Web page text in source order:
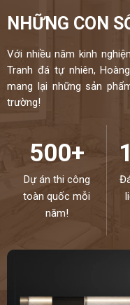
NHỮNG CON
Với nhiều năm kinh
Tranh đá tự nhiên,
mang lại những sản
trường!
500+
Dự án thi công
toàn quốc mỗi
năm!